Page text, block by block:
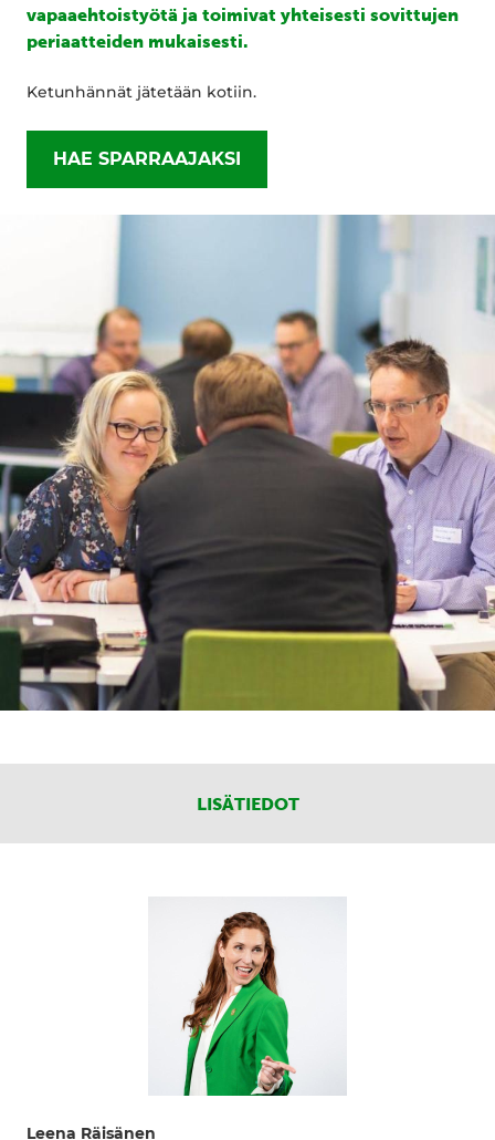
vapaaehtoistyötä ja toimivat yhteisesti sovittujen
periaatteiden mukaisesti.
Ketunhännät jätetään kotiin.
HAE SPARRAAJAKSI
LISÄTIEDOT
Leena Räisänen